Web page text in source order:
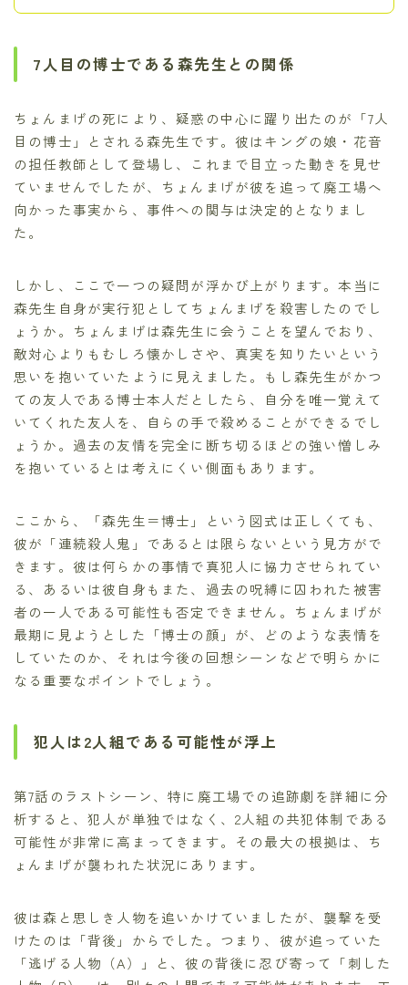
7人目の博士である森先生との関係
ちょんまげの死により、疑惑の中心に躍り出たのが「7人
目の博士」とされる森先生です。彼はキングの娘・花音
の担任教師として登場し、これまで目立った動きを見せ
ていませんでしたが、ちょんまげが彼を追って廃工場へ
向かった事実から、事件への関与は決定的となりまし
た。
しかし、ここで一つの疑問が浮かび上がります。本当に
森先生自身が実行犯としてちょんまげを殺害したのでし
ょうか。ちょんまげは森先生に会うことを望んでおり、
敵対心よりもむしろ懐かしさや、真実を知りたいという
思いを抱いていたように見えました。もし森先生がかつ
ての友人である博士本人だとしたら、自分を唯一覚えて
いてくれた友人を、自らの手で殺めることができるでし
ょうか。過去の友情を完全に断ち切るほどの強い憎しみ
を抱いているとは考えにくい側面もあります。
ここから、「森先生＝博士」という図式は正しくても、
彼が「連続殺人鬼」であるとは限らないという見方がで
きます。彼は何らかの事情で真犯人に協力させられてい
る、あるいは彼自身もまた、過去の呪縛に囚われた被害
者の一人である可能性も否定できません。ちょんまげが
最期に見ようとした「博士の顔」が、どのような表情を
していたのか、それは今後の回想シーンなどで明らかに
なる重要なポイントでしょう。
犯人は2人組である可能性が浮上
第7話のラストシーン、特に廃工場での追跡劇を詳細に分
析すると、犯人が単独ではなく、2人組の共犯体制である
可能性が非常に高まってきます。その最大の根拠は、ち
ょんまげが襲われた状況にあります。
彼は森と思しき人物を追いかけていましたが、襲撃を受
けたのは「背後」からでした。つまり、彼が追っていた
「逃げる人物（A）」と、彼の背後に忍び寄って「刺した